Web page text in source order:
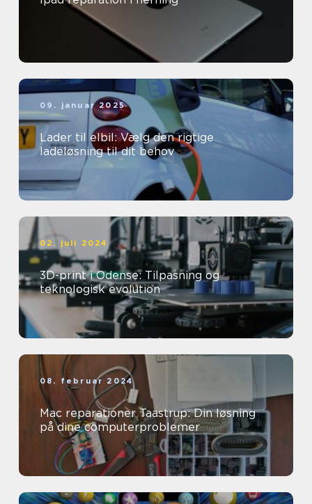
09. januar 2025
Lader til elbil: Vælg den rigtige
ladeløsning til dit behov
02. juli 2024
3D-print i Odense: Tilpasning og
teknologisk evolution
08. februar 2024
Mac reparationer Taastrup: Din løsning
på dine computerproblemer